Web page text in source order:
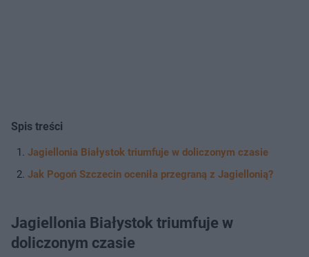
Spis treści
Jagiellonia Białystok triumfuje w doliczonym czasie
Jak Pogoń Szczecin oceniła przegraną z Jagiellonią?
Jagiellonia Białystok triumfuje w
doliczonym czasie